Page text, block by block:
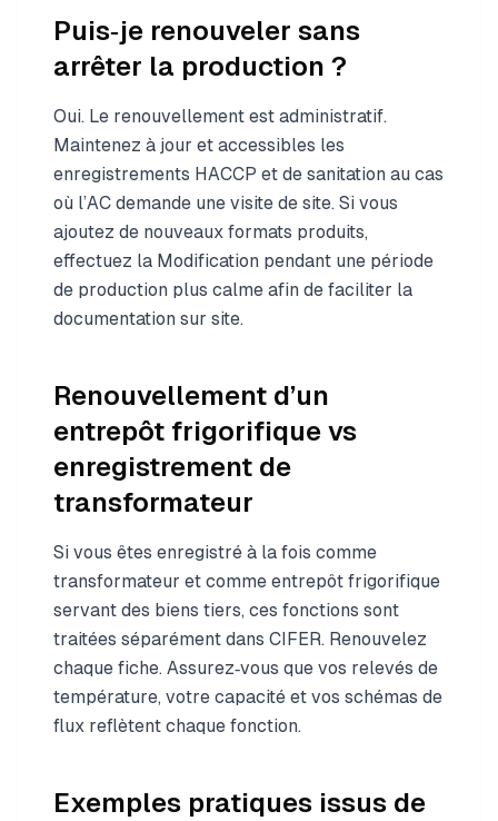
Puis‑je renouveler sans
arrêter la production ?
Oui. Le renouvellement est administratif.
Maintenez à jour et accessibles les
enregistrements HACCP et de sanitation au cas
où l’AC demande une visite de site. Si vous
ajoutez de nouveaux formats produits,
effectuez la Modification pendant une période
de production plus calme afin de faciliter la
documentation sur site.
Renouvellement d’un
entrepôt frigorifique vs
enregistrement de
transformateur
Si vous êtes enregistré à la fois comme
transformateur et comme entrepôt frigorifique
servant des biens tiers, ces fonctions sont
traitées séparément dans CIFER. Renouvelez
chaque fiche. Assurez‑vous que vos relevés de
température, votre capacité et vos schémas de
flux reflètent chaque fonction.
Exemples pratiques issus de